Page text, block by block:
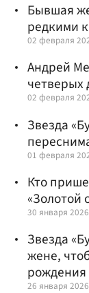
Бывшая
редкими
02 февраля
Андрей
четверых
02 февраля
Звезда
01 февраля
Кто
«Золотой
30 января
Звезда
жене,
рождения
26 января